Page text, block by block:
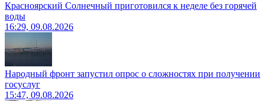
Красноярский Солнечный приготовился к неделе без горячей
воды
16:29, 09.08.2026
Народный фронт запустил опрос о сложностях при получении
госуслуг
15:47, 09.08.2026